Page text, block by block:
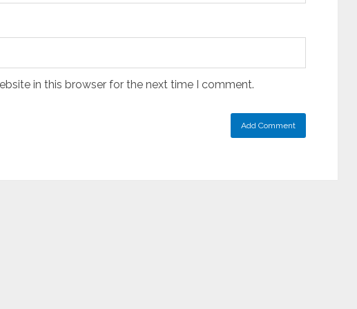
in this browser for the next time I comment.